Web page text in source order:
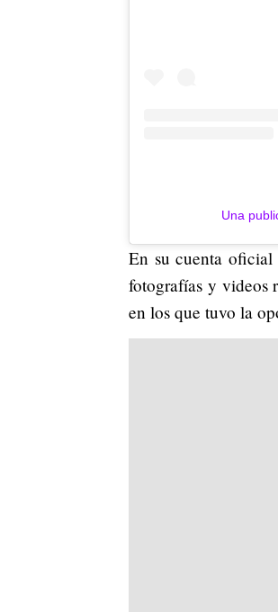
Una
En su cuenta oficial
fotografías y videos
en los que tuvo la